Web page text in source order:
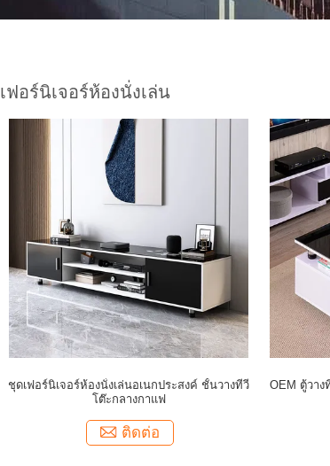
เฟอร์นิเจอร์ห้องนั่งเล่น
ชุดเฟอร์นิเจอร์ห้องนั่งเล่นอเนกประสงค์ ชั้นวางทีวี
โต๊ะกลางกาแฟ
ติดต่อ
OEM ตู้วา